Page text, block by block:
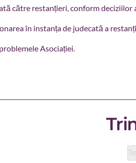
către restanțieri, conform deciziilor
în instanța de judecată a
Asociației.